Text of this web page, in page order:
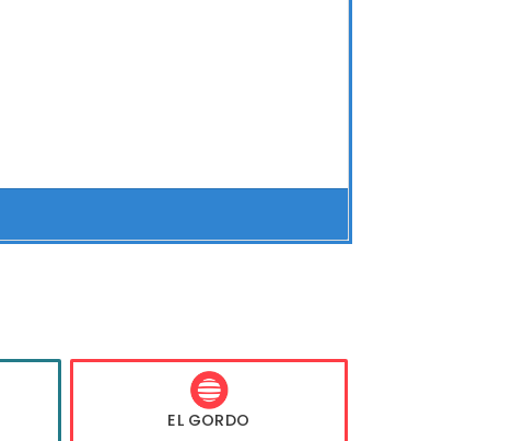
EL GORDO